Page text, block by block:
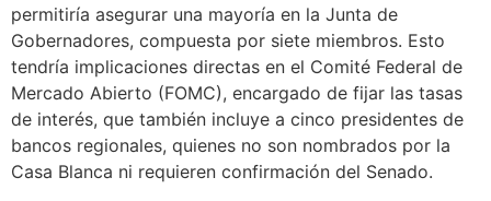
permitiría asegurar una mayoría en la Junta de
Gobernadores, compuesta por siete miembros. Esto
tendría implicaciones directas en el Comité Federal de
Mercado Abierto (FOMC), encargado de fijar las tasas
de interés, que también incluye a cinco presidentes de
bancos regionales, quienes no son nombrados por la
Casa Blanca ni requieren confirmación del Senado.